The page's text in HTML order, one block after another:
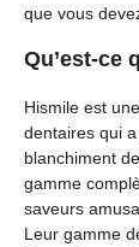
que vous
Qu’est-ce
Hismile est
dentaires qui
blanchiment
gamme
saveurs
Leur gamme